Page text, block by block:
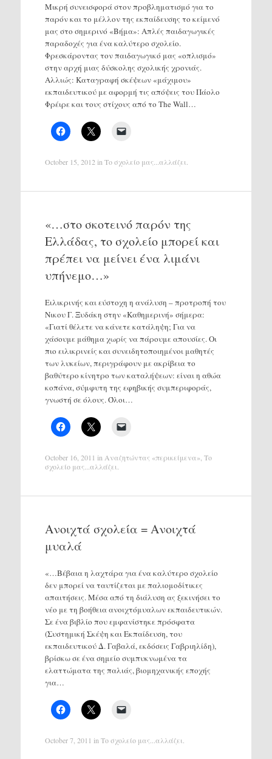
Μικρή συνεισφορά στον προβληματισμό για το
παρόν και το μέλλον της εκπαίδευσης το κείμενό
μας στο σημερινό «Βήμα»: Απλές παιδαγωγικές
παραδοχές για ένα καλύτερο σχολείο.
Φρεσκάροντας τον παιδαγωγικό μας «οπλισμό»
στην αρχή μιας δύσκολης σχολικής χρονιάς.
Αλλιώς: Καταγραφή σκέψεων «μάχιμου»
εκπαιδευτικού με αφορμή τις απόψεις του Πάολο
Φρέιρε και τους στίχους από το The Wall…
October 15, 2012 in Το σχολείο μας...αλλάζει
«…στο σκοτεινό παρόν της
Ελλάδας, το σχολείο μπορεί και
πρέπει να μείνει ένα λιμάνι
υπήνεμο…»
Ειλικρινής και εύστοχη η ανάλυση – προτροπή του
Nικου Γ. Ξυδάκη στην «Καθημερινή» σήμερα:
«Γιατί θέλετε να κάνετε κατάληψη; Για να
χάσουμε μάθημα χωρίς να πάρουμε απουσίες. Οι
πιο ειλικρινείς και συνειδητοποιημένοι μαθητές
των λυκείων, περιγράφουν με ακρίβεια το
βαθύτερο κίνητρο των καταλήψεων: είναι η αθώα
κοπάνα, σύμφυτη της εφηβικής συμπεριφοράς,
γνωστή σε όλους. Όλοι…
October 16, 2011 in Αναζητώντας «περικείμενα» Το
σχολείο μας...αλλάζει
Ανοιχτά σχολεία = Ανοιχτά
μυαλά
«…Βέβαια η λαχτάρα για ένα καλύτερο σχολείο
δεν μπορεί να ταυτίζεται με παλιομοδίτικες
απαιτήσεις. Μέσα από τη διάλυση ας ξεκινήσει το
νέο με τη βοήθεια ανοιχτόμυαλων εκπαιδευτικών.
Σε ένα βιβλίο που εμφανίστηκε πρόσφατα
(Συστημική Σκέψη και Εκπαίδευση, του
εκπαιδευτικού Δ. Γαβαλά, εκδόσεις Γαβριηλίδη),
βρίσκω σε ένα σημείο συμπυκνωμένα τα
ελαττώματα της παλιάς, βιομηχανικής εποχής
για…
October 7, 2011 in Το σχολείο μας...αλλάζει